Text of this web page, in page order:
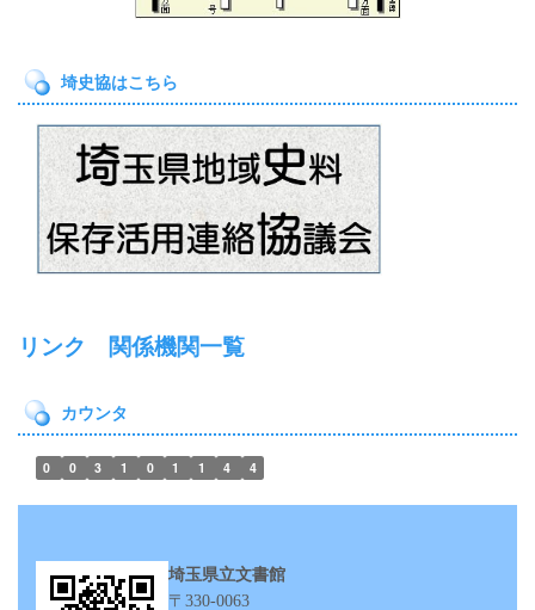
埼史協はこちら
リンク 関係機関一覧
カウンタ
0 0 3 1 0 1 1 4 4
埼玉県立文書館
〒330-0063